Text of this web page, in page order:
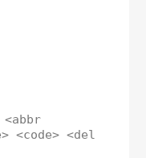
<code> <del